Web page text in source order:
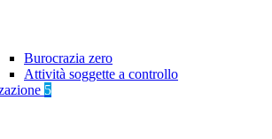
Burocrazia zero
Attività soggette a controllo
5